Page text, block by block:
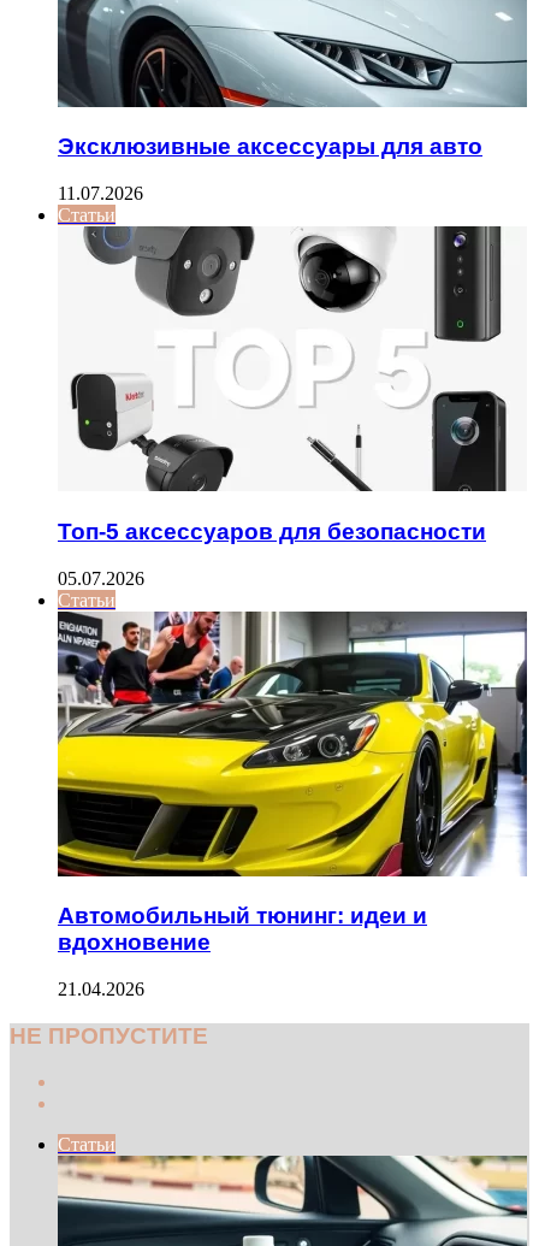
Эксклюзивные аксессуары для авто
11.07.2026
Статьи
Топ-5 аксессуаров для безопасности
05.07.2026
Статьи
Автомобильный тюнинг: идеи и
вдохновение
21.04.2026
НЕ ПРОПУСТИТЕ
Статьи